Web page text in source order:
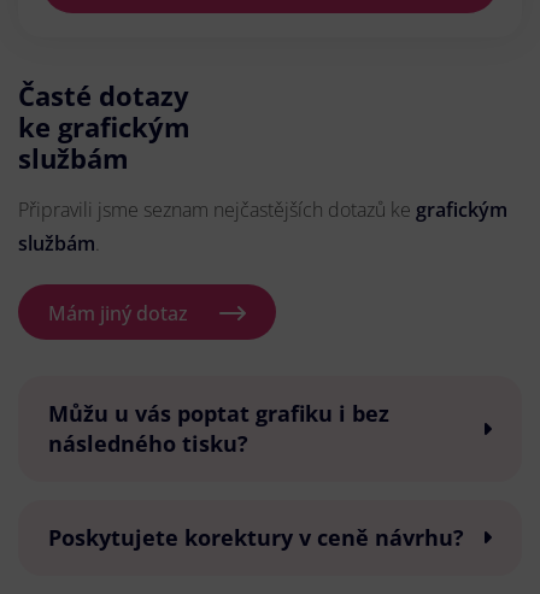
Časté dotazy
ke grafickým
službám
Připravili jsme seznam nejčastějších dotazů ke grafickým
službám.
Mám jiný dotaz
Můžu u vás poptat grafiku i bez
následného tisku?
Poskytujete korektury v ceně návrhu?